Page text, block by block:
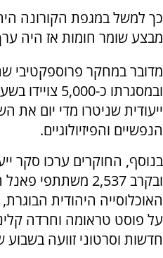
מבצע שומר חומות אז היה ערך
ובמסגרתו כ-
ייעודית שניטרו מדי יום את
הנפשיים והפיזיולוגיים.
בנוסף, החוקרים ערכו סקר
ובקרב 2,537
האוכלוסייה היהודית
על פוסט טראומה וחרדה
חדשות וסרטוני זוועה בשבוע שלאחר